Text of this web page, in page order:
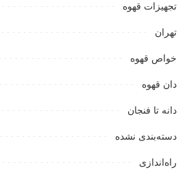
تجهیزات قهوه
تهران
خواص قهوه
دان قهوه
دانه تا فنجان
دسته‌بندی نشده
راه‌اندازی